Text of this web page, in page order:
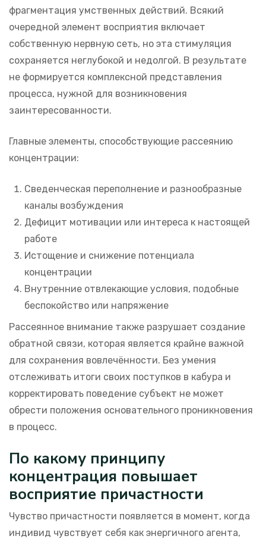
фрагментация умственных действий. Всякий
очередной элемент восприятия включает
собственную нервную сеть, но эта стимуляция
сохраняется неглубокой и недолгой. В результате
не формируется комплексной представления
процесса, нужной для возникновения
заинтересованности.
Главные элементы, способствующие рассеянию
концентрации:
Сведенческая переполнение и разнообразные
каналы возбуждения
Дефицит мотивации или интереса к настоящей
работе
Истощение и снижение потенциала
концентрации
Внутренние отвлекающие условия, подобные
беспокойство или напряжение
Рассеянное внимание также разрушает создание
обратной связи, которая является крайне важной
для сохранения вовлечённости. Без умения
отслеживать итоги своих поступков в кабура и
корректировать поведение субъект не может
обрести положения основательного проникновения
в процесс.
По какому принципу
концентрация повышает
восприятие причастности
Чувство причастности появляется в момент, когда
индивид чувствует себя как энергичного агента,